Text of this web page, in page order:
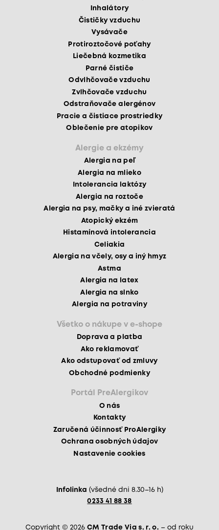
Inhalátory
Čističky vzduchu
Vysávače
Protiroztočové poťahy
Liečebná kozmetika
Parné čističe
Odvlhčovače vzduchu
Zvlhčovače vzduchu
Odstraňovače alergénov
Pracie a čistiace prostriedky
Oblečenie pre atopikov
Alergie a ekzémy
Alergia na peľ
Alergia na mlieko
Intolerancia laktózy
Alergia na roztoče
Alergia na psy, mačky a iné zvieratá
Atopický ekzém
Histamínová intolerancia
Celiakia
Alergia na včely, osy a iný hmyz
Astma
Alergia na latex
Alergia na slnko
Alergia na potraviny
Všetko o nákupe v e-shope
Doprava a platba
Ako reklamovať
Ako odstupovať od zmluvy
Obchodné podmienky
Portál PreAlergikov
O nás
Kontakty
Zaručená účinnosť ProAlergiky
Ochrana osobných údajov
Nastavenie cookies
Infolinka (všedné dni 8.30–16 h)
0233 41 88 38
Copyright © 2026 CM Trade Via s. r. o. – od roku